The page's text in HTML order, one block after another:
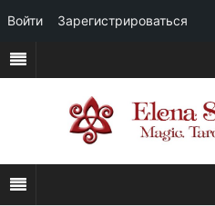
Войти Зарегистрироваться